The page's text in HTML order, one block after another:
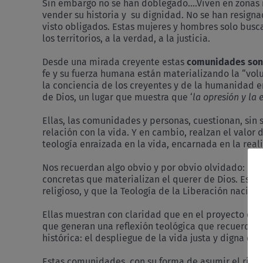
Sin embargo no se han doblegado….Viven en
vender su historia y su dignidad. No se han
visto obligados. Estas mujeres y hombres solo
los territorios, a la verdad, a la justicia.
Desde una mirada creyente estas comunidades
fe y su fuerza humana están materializando la
la conciencia de los creyentes y de la humanidad
de Dios, un lugar que muestra que ‘la opresión y la
Ellas, las comunidades y personas, cuestionan,
relación con la vida. Y en cambio, realzan el valor
teología enraizada en la vida, encarnada en la
Nos recuerdan algo obvio y por obvio olvidado:
concretas que materializan el querer de Dios.
religioso, y que la Teología de la Liberación nació “
Ellas muestran con claridad que en el proyecto
que generan una reflexión teológica que recuerda
histórica: el despliegue de la vida justa y digna en